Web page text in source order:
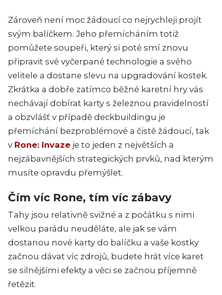
Zároveň není moc žádoucí co nejrychleji projít
svým balíčkem. Jeho přemícháním totiž
pomůžete soupeři, který si poté smí znovu
připravit své vyčerpané technologie a svého
velitele a dostane slevu na upgradování kostek.
Zkrátka a dobře zatímco běžné karetní hry vás
nechávají dobírat karty s železnou pravidelností
a obzvlášť v případě deckbuildingu je
přemíchání bezproblémové a čistě žádoucí, tak
v Rone: Invaze je to jeden z největších a
nejzábavnějších strategických prvků, nad kterým
musíte opravdu přemýšlet.
Čím víc Rone, tím víc zábavy
Tahy jsou relativně svižné a z počátku s nimi
velkou parádu neuděláte, ale jak se vám
dostanou nové karty do balíčku a vaše kostky
začnou dávat víc zdrojů, budete hrát více karet
se silnějšími efekty a věci se začnou příjemně
řetězit.